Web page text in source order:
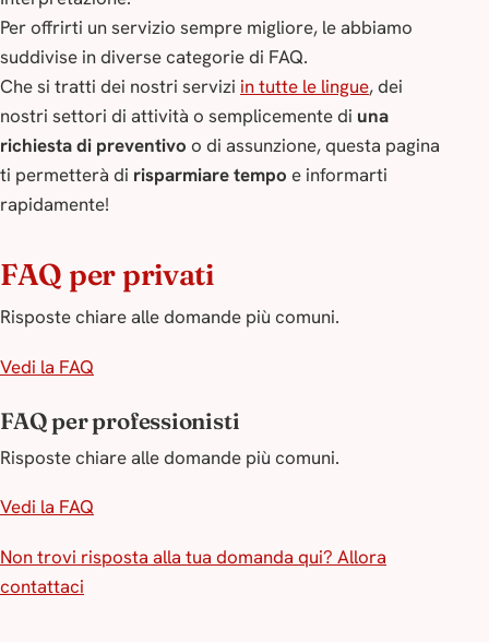
Per offrirti un servizio sempre migliore, le abbiamo
suddivise in diverse categorie di FAQ.
Che si tratti dei nostri servizi in tutte le lingue, dei
nostri settori di attività o semplicemente di una
richiesta di preventivo o di assunzione, questa pagina
ti permetterà di risparmiare tempo e informarti
rapidamente!
FAQ per privati
Risposte chiare alle domande più comuni.
Vedi la FAQ
FAQ per professionisti
Risposte chiare alle domande più comuni.
Vedi la FAQ
Non trovi risposta alla tua domanda qui? Allora
contattaci